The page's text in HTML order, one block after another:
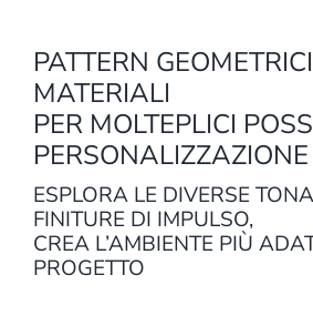
PATTERN
MATERIALI
PER MOLTEPLICI
PERSONALIZZAZIONE
ESPLORA LE DIVERSE
FINITURE DI IMPULSO,
CREA L’AMBIENTE PIÙ
PROGETTO